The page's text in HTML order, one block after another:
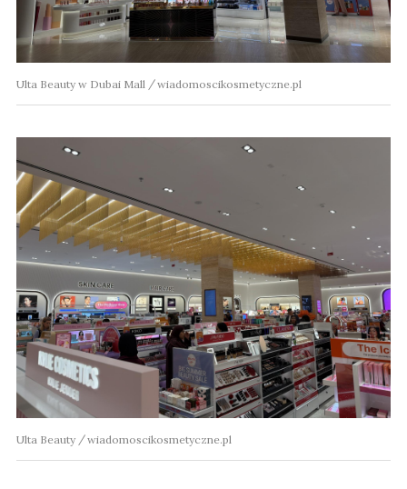
Ulta Beauty w Dubai Mall wiadomoscikosmetyczne.pl
Ulta Beauty wiadomoscikosmetyczne.pl